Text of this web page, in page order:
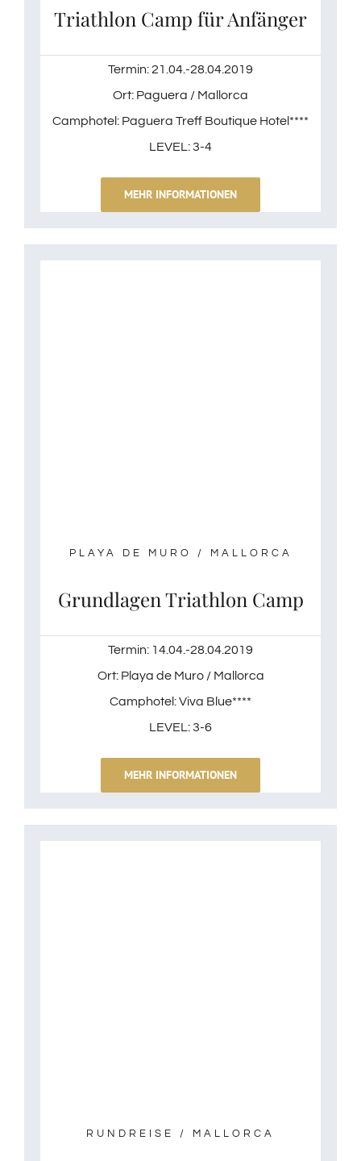
Triathlon Camp für Anfänger
Termin: 21.04.-28.04.2019
Ort: Paguera / Mallorca
Camphotel: Paguera Treff Boutique Hotel****
LEVEL: 3-4
MEHR INFORMATIONEN
PLAYA DE MURO / MALLORCA
Grundlagen Triathlon Camp
Termin: 14.04.-28.04.2019
Ort: Playa de Muro / Mallorca
Camphotel: Viva Blue****
LEVEL: 3-6
MEHR INFORMATIONEN
RUNDREISE / MALLORCA